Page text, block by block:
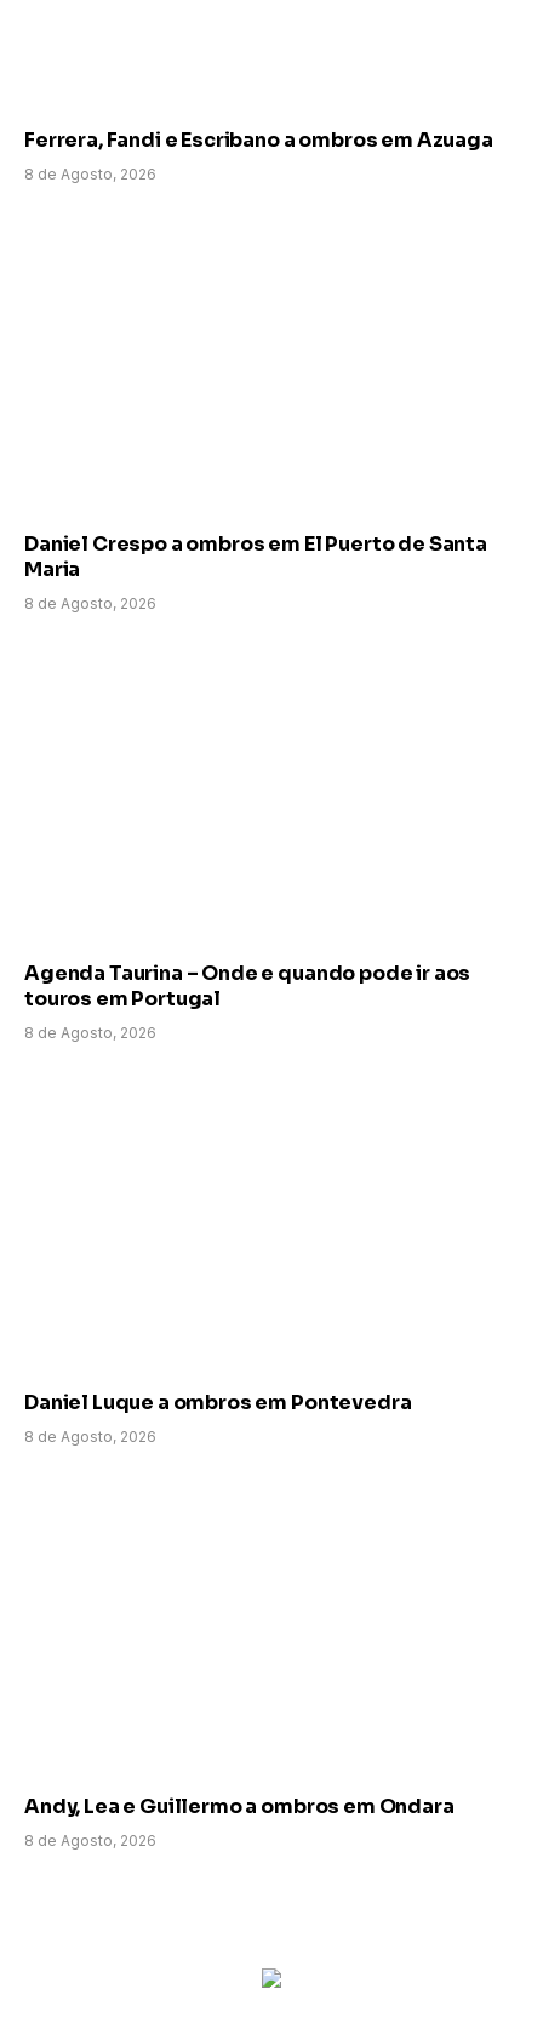
Ferrera, Fandi e Escribano a ombros em Azuaga
8 de Agosto, 2026
Daniel Crespo a ombros em El Puerto de Santa
Maria
8 de Agosto, 2026
Agenda Taurina – Onde e quando pode ir aos
touros em Portugal
8 de Agosto, 2026
Daniel Luque a ombros em Pontevedra
8 de Agosto, 2026
Andy, Lea e Guillermo a ombros em Ondara
8 de Agosto, 2026